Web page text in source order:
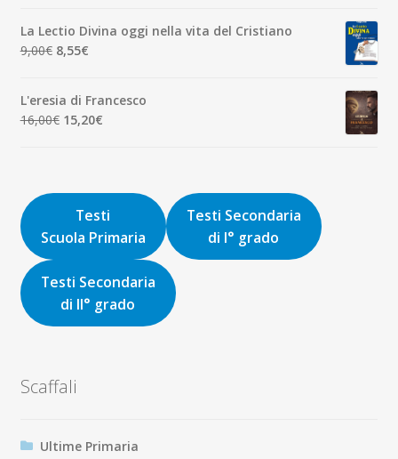
era:
8,00€.
è:
7,60€.
La Lectio Divina oggi nella vita del Cristiano
9,00€ Il
era:
9,00€.
8,55€Il
è:
8,55€.
L'eresia di Francesco
16,00€ Il
16,00€.
15,20€Il
15,20€.
Testi
Scuola Primaria
Testi Secondaria
di I° grado
Testi Secondaria
di II° grado
Scaffali
Ultime Primaria